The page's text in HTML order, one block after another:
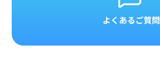
よくあるご質問